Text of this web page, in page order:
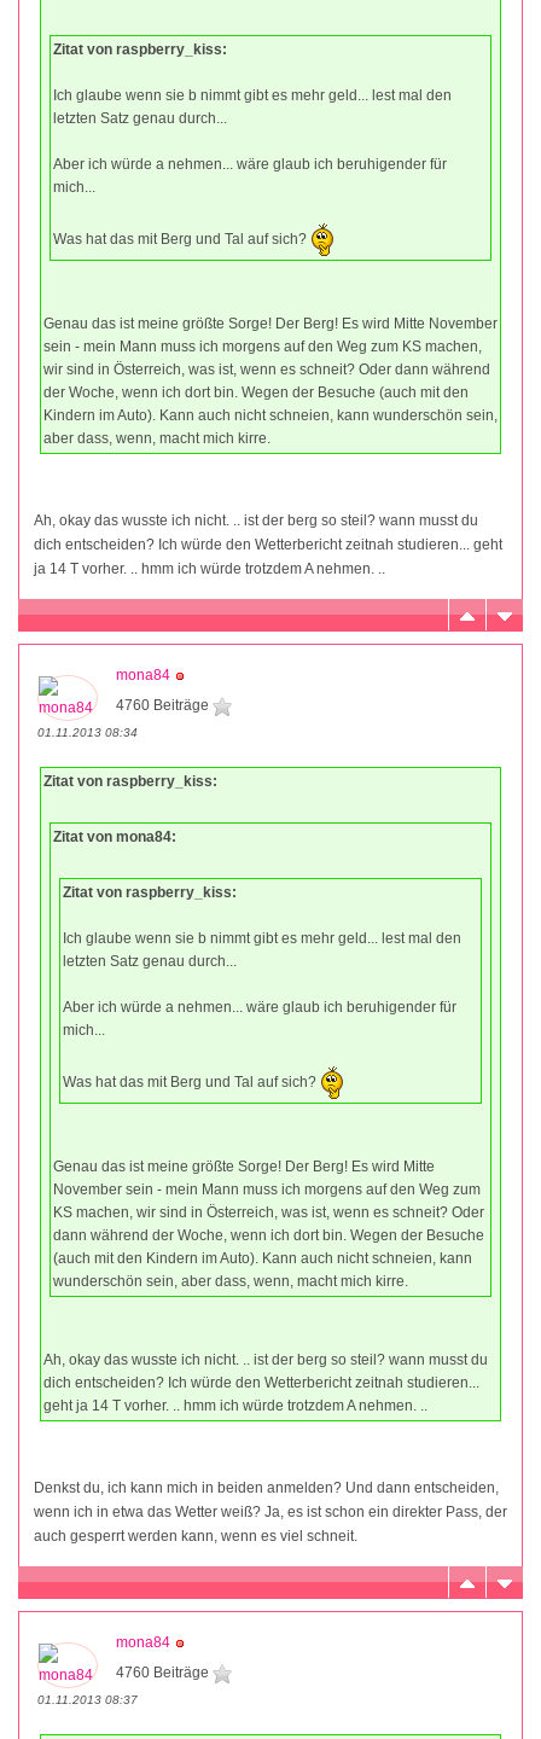
Zitat von raspberry_kiss:
Ich glaube wenn sie b nimmt gibt es mehr geld... lest mal den
letzten Satz genau durch...
Aber ich würde a nehmen... wäre glaub ich beruhigender für
mich...
Was hat das mit Berg und Tal auf sich?
Genau das ist meine größte Sorge! Der Berg! Es wird Mitte November
sein - mein Mann muss ich morgens auf den Weg zum KS machen,
wir sind in Österreich, was ist, wenn es schneit? Oder dann während
der Woche, wenn ich dort bin. Wegen der Besuche (auch mit den
Kindern im Auto). Kann auch nicht schneien, kann wunderschön sein,
aber dass, wenn, macht mich kirre.
Ah, okay das wusste ich nicht. .. ist der berg so steil? wann musst du
dich entscheiden? Ich würde den Wetterbericht zeitnah studieren... geht
ja 14 T vorher. .. hmm ich würde trotzdem A nehmen. ..
mona84
4760 Beiträge
01.11.2013 08:34
Zitat von raspberry_kiss:
Zitat von mona84:
Zitat von raspberry_kiss:
Ich glaube wenn sie b nimmt gibt es mehr geld... lest mal den
letzten Satz genau durch...
Aber ich würde a nehmen... wäre glaub ich beruhigender für
mich...
Was hat das mit Berg und Tal auf sich?
Genau das ist meine größte Sorge! Der Berg! Es wird Mitte
November sein - mein Mann muss ich morgens auf den Weg zum
KS machen, wir sind in Österreich, was ist, wenn es schneit? Oder
dann während der Woche, wenn ich dort bin. Wegen der Besuche
(auch mit den Kindern im Auto). Kann auch nicht schneien, kann
wunderschön sein, aber dass, wenn, macht mich kirre.
Ah, okay das wusste ich nicht. .. ist der berg so steil? wann musst du
dich entscheiden? Ich würde den Wetterbericht zeitnah studieren...
geht ja 14 T vorher. .. hmm ich würde trotzdem A nehmen. ..
Denkst du, ich kann mich in beiden anmelden? Und dann entscheiden,
wenn ich in etwa das Wetter weiß? Ja, es ist schon ein direkter Pass, der
auch gesperrt werden kann, wenn es viel schneit.
mona84
4760 Beiträge
01.11.2013 08:37